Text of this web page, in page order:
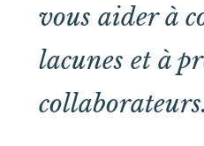
vous aider à
lacunes et à
collaborateurs.